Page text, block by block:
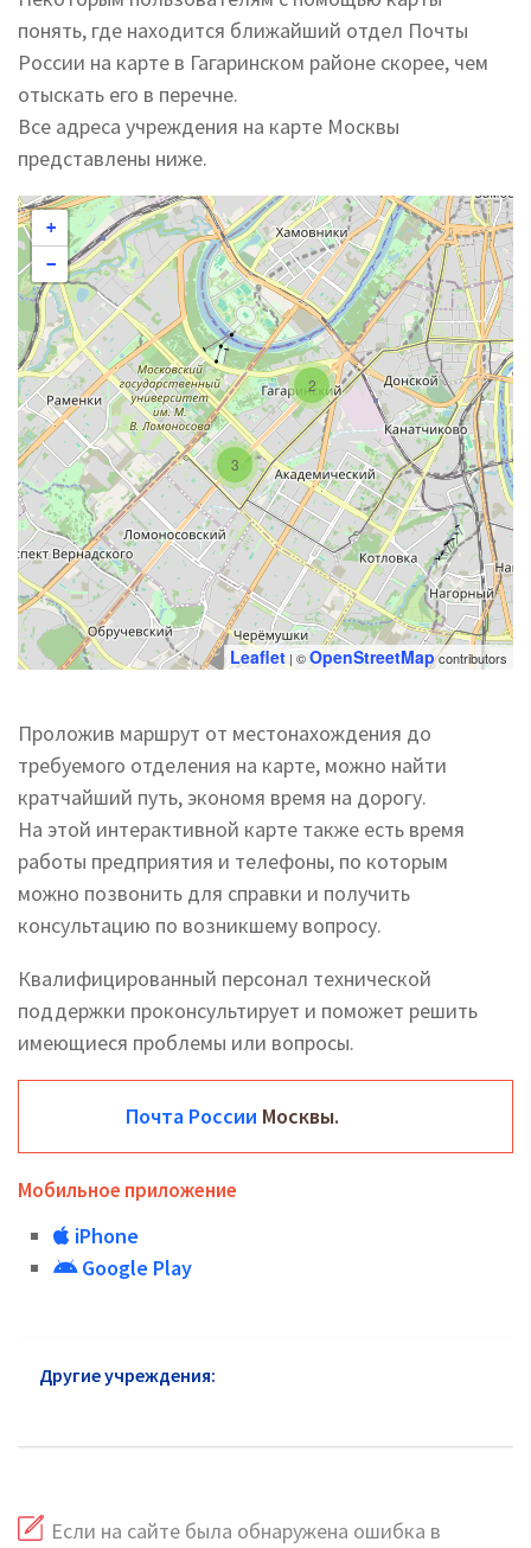
понять, где находится ближайший отдел Почты
России на карте в Гагаринском районе скорее, чем
отыскать его в перечне.
Все адреса учреждения на карте Москвы
представлены ниже.
2
3
+
−
Leaflet| ©OpenStreetMapcontributors
Проложив маршрут от местонахождения до
требуемого отделения на карте, можно найти
кратчайший путь, экономя время на дорогу.
На этой интерактивной карте также есть время
работы предприятия и телефоны, по которым
можно позвонить для справки и получить
консультацию по возникшему вопросу.
Квалифицированный персонал технической
поддержки проконсультирует и поможет решить
имеющиеся проблемы или вопросы.
Почта России Москвы.
Мобильное приложение
iPhone
Google Play
Другие учреждения:
Если на сайте была обнаружена ошибка в